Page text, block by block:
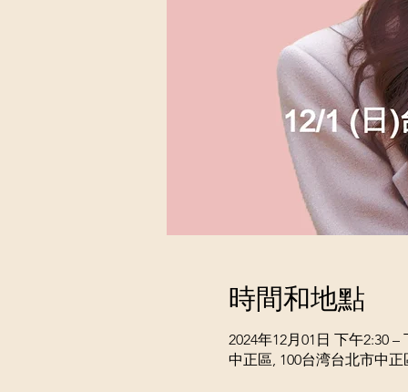
時間和地點
2024年12月01日 下午2:30 –
中正區, 100台湾台北市中